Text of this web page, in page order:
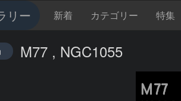
リー 新着 カテゴリー 特集
M77 , NGC1055